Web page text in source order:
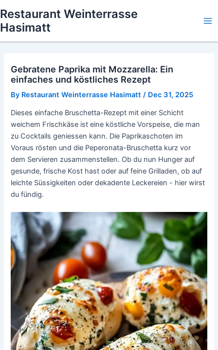
to
content
Restaurant Weinterrasse
Hasimatt
Gebratene Paprika mit Mozzarella: Ein
einfaches und köstliches Rezept
By Restaurant Weinterrasse Hasimatt / Dec 31, 2025
Dieses einfache Bruschetta-Rezept mit einer Schicht
weichem Frischkäse ist eine köstliche Vorspeise, die man
zu Cocktails geniessen kann. Die Paprikaschoten im
Voraus rösten und die Peperonata-Bruschetta kurz vor
dem Servieren zusammenstellen. Ob du nun Hunger auf
gesunde, frische Kost hast oder auf feine Grilladen, ob auf
leichte Süssigkeiten oder dekadente Leckereien - hier wirst
du fündig.